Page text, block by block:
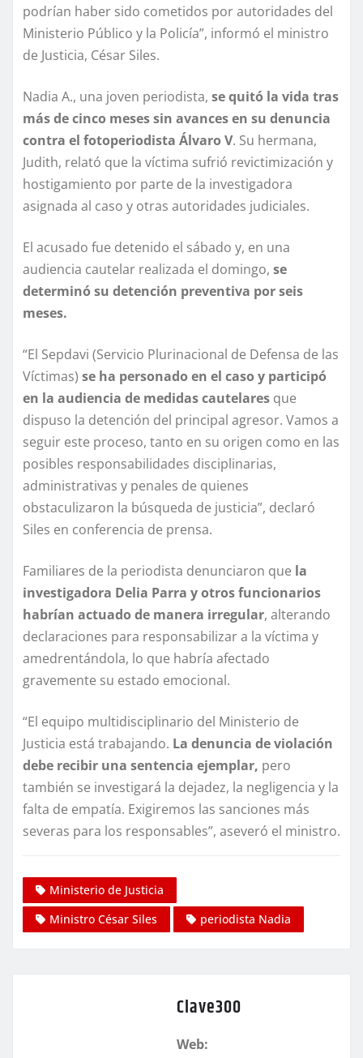
podrían haber sido cometidos por autoridades del
Ministerio Público y la Policía”, informó el ministro
de Justicia, César Siles.
Nadia A., una joven periodista, se quitó la vida tras
más de cinco meses sin avances en su denuncia
contra el fotoperiodista Álvaro V. Su hermana,
Judith, relató que la víctima sufrió revictimización y
hostigamiento por parte de la investigadora
asignada al caso y otras autoridades judiciales.
El acusado fue detenido el sábado y, en una
audiencia cautelar realizada el domingo, se
determinó su detención preventiva por seis
meses.
“El Sepdavi (Servicio Plurinacional de Defensa de las
Víctimas) se ha personado en el caso y participó
en la audiencia de medidas cautelares que
dispuso la detención del principal agresor. Vamos a
seguir este proceso, tanto en su origen como en las
posibles responsabilidades disciplinarias,
administrativas y penales de quienes
obstaculizaron la búsqueda de justicia”, declaró
Siles en conferencia de prensa.
Familiares de la periodista denunciaron que la
investigadora Delia Parra y otros funcionarios
habrían actuado de manera irregular, alterando
declaraciones para responsabilizar a la víctima y
amedrentándola, lo que habría afectado
gravemente su estado emocional.
“El equipo multidisciplinario del Ministerio de
Justicia está trabajando. La denuncia de violación
debe recibir una sentencia ejemplar, pero
también se investigará la dejadez, la negligencia y la
falta de empatía. Exigiremos las sanciones más
severas para los responsables”, aseveró el ministro.
Ministerio de Justicia
Ministro César Siles
periodista Nadia
Clave300
Web: